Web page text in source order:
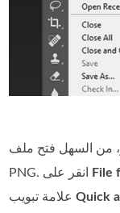
من السهل فتح ملف
File
علامة تبويبQuick